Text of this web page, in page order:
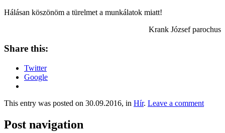
Hálásan köszönöm a türelmet a munkálatok miatt!
Krank József parochus
Share this:
Twitter
Google
This entry was posted on 30.09.2016, in Hír. Leave a comment
Post navigation